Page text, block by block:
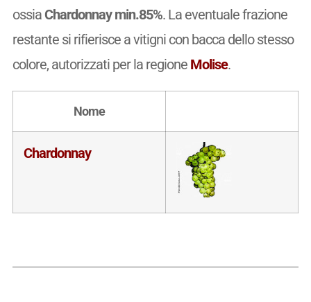
ossia Chardonnay min.85%. La eventuale frazione
restante si rifierisce a vitigni con bacca dello stesso
colore, autorizzati per la regione Molise.
Nome
Chardonnay